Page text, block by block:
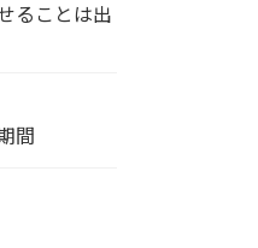
ることは出
間